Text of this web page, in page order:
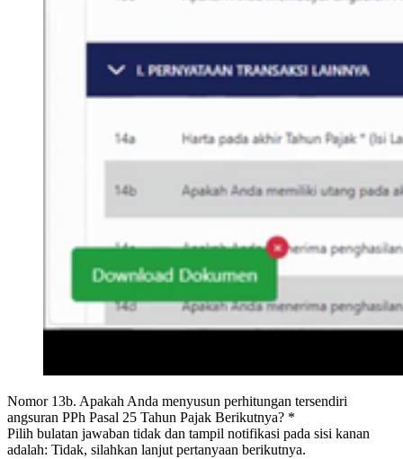
Nomor 13b. Apakah Anda menyusun perhitungan tersendiri
angsuran PPh Pasal 25 Tahun Pajak Berikutnya? *
Pilih bulatan jawaban tidak dan tampil notifikasi pada sisi kanan
adalah: Tidak, silahkan lanjut pertanyaan berikutnya.